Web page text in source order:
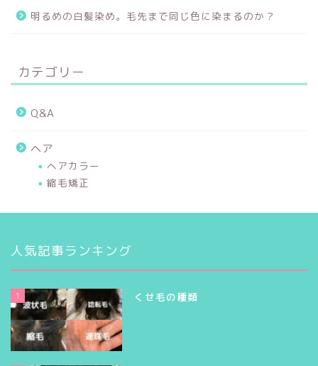
明るめの白髪染め。毛先まで同じ色に染まるのか？
カテゴリー
Q&A
ヘア
ヘアカラー
縮毛矯正
人気記事ランキング
1 くせ毛の種類